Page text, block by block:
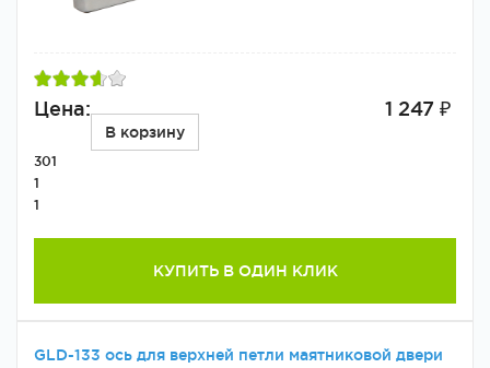
Цена: 1 247 ₽
В корзину
301
1
1
КУПИТЬ В ОДИН КЛИК
GLD-133 ось для верхней петли маятниковой двери